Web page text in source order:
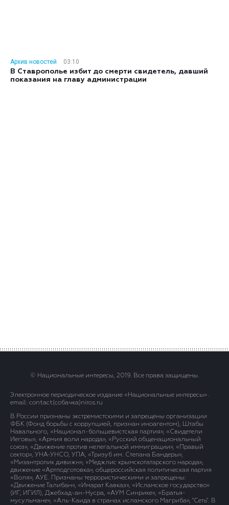
Архив новостей
03:10
В Ставрополье избит до смерти свидетель, давший
показания на главу администрации
© Национальные интересы, 2019. Все права защищены.
Электронное периодическое издание «Национальные интересы» .
email: contact(сoбaчка)niros.ru
В России признаны экстремистскими и запрещены организации
ФБК (Фонд борьбы с коррупцией, признан иноагентом), Штабы
Навального, «Национал-большевистская партия», «Свидетели
Иеговы», «Армия воли народа», «Русский общенациональный
союз», «Движение против нелегальной иммиграции», «Правый
сектор», УНА-УНСО, УПА, «Тризуб им. Степана Бандеры»,
«Мизантропик дивижн», «Меджлис крымскотатарского народа»,
движение «Артподготовка», общероссийская политическая партия
«Воля», АУЕ. Признаны террористическими и запрещены:
«Движение Талибан», «Имарат Кавказ», «Исламское государство»
(ИГ, ИГИЛ), Джебхад-ан-Нусра, «АУМ Синрике», «Братья-
мусульмане», «Аль-Каида в странах исламского Магриба», "Сеть". В